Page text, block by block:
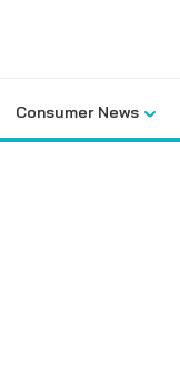
Consumer News